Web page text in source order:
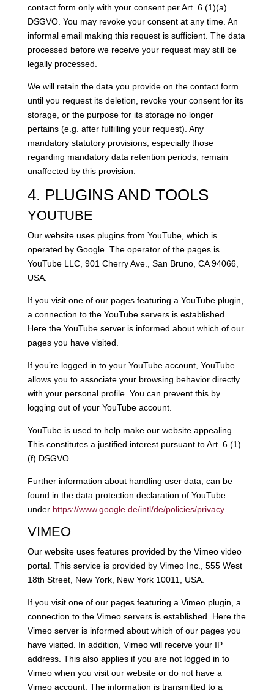
contact form only with your consent per Art. 6 (1)(a)
DSGVO. You may revoke your consent at any time. An
informal email making this request is sufficient. The data
processed before we receive your request may still be
legally processed.
We will retain the data you provide on the contact form
until you request its deletion, revoke your consent for its
storage, or the purpose for its storage no longer
pertains (e.g. after fulfilling your request). Any
mandatory statutory provisions, especially those
regarding mandatory data retention periods, remain
unaffected by this provision.
4. PLUGINS AND TOOLS
YOUTUBE
Our website uses plugins from YouTube, which is
operated by Google. The operator of the pages is
YouTube LLC, 901 Cherry Ave., San Bruno, CA 94066,
USA.
If you visit one of our pages featuring a YouTube plugin,
a connection to the YouTube servers is established.
Here the YouTube server is informed about which of our
pages you have visited.
If you’re logged in to your YouTube account, YouTube
allows you to associate your browsing behavior directly
with your personal profile. You can prevent this by
logging out of your YouTube account.
YouTube is used to help make our website appealing.
This constitutes a justified interest pursuant to Art. 6 (1)
(f) DSGVO.
Further information about handling user data, can be
found in the data protection declaration of YouTube
under https://www.google.de/intl/de/policies/privacy.
VIMEO
Our website uses features provided by the Vimeo video
portal. This service is provided by Vimeo Inc., 555 West
18th Street, New York, New York 10011, USA.
If you visit one of our pages featuring a Vimeo plugin, a
connection to the Vimeo servers is established. Here the
Vimeo server is informed about which of our pages you
have visited. In addition, Vimeo will receive your IP
address. This also applies if you are not logged in to
Vimeo when you visit our website or do not have a
Vimeo account. The information is transmitted to a